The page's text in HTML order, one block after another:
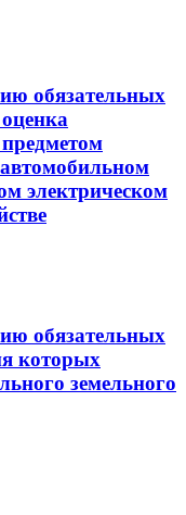
обязательных
электрическом
обязательных
которых
земельного